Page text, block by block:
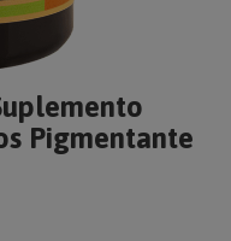
Pigmentante